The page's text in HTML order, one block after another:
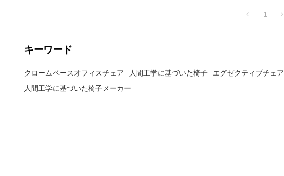
1
キーワード
クロームベースオフィスチェア 人間工学に基づいた椅子 エグゼクティブチェア
人間工学に基づいた椅子メーカー